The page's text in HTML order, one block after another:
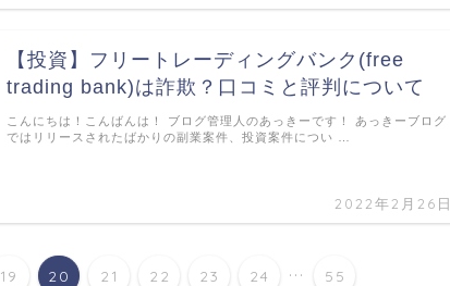
【投資】フリートレーディングバンク(free
trading bank)は詐欺？口コミと評判について
2022年2月26日
こんにちは！こんばんは！ ブログ管理人のあっきーです！ あっきーブログ
ではリリースされたばかりの副業案件、投資案件につい …
19 20 21 22 23 24 ... 55